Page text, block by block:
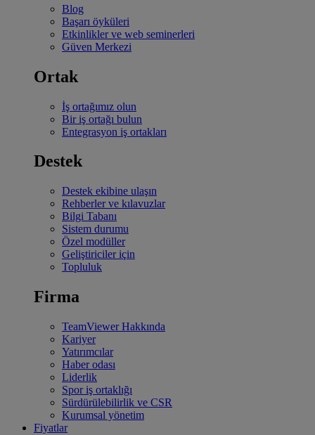
Blog
Başarı öyküleri
Etkinlikler ve web seminerleri
Güven Merkezi
Ortak
İş ortağımız olun
Bir iş ortağı bulun
Entegrasyon iş ortakları
Destek
Destek ekibine ulaşın
Rehberler ve kılavuzlar
Bilgi Tabanı
Sistem durumu
Özel modüller
Geliştiriciler için
Topluluk
Firma
TeamViewer Hakkında
Kariyer
Yatırımcılar
Haber odası
Liderlik
Spor iş ortaklığı
Sürdürülebilirlik ve CSR
Kurumsal yönetim
Fiyatlar